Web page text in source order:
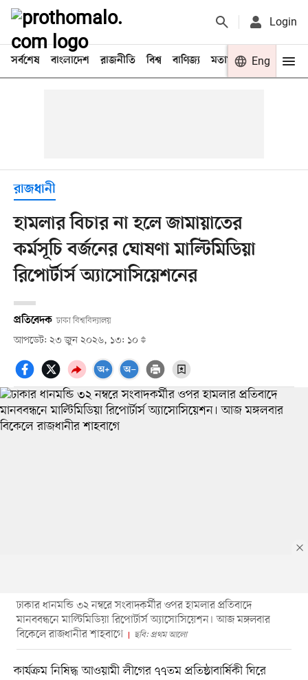
Login
সর্বশেষ বাংলাদেশ রাজনীতি বিশ্ব বাণিজ্য মতামত খেলা
Eng
রাজধানী
হামলার বিচার না হলে জামায়াতের
কর্মসূচি বর্জনের ঘোষণা মাল্টিমিডিয়া
রিপোর্টার্স অ্যাসোসিয়েশনের
প্রতিবেদক ঢাকা বিশ্ববিদ্যালয়
আপডেট: ২৩ জুন ২০২৬, ১৩: ১০
ঢাকার ধানমন্ডি ৩২ নম্বরে সংবাদকর্মীর ওপর হামলার প্রতিবাদে
মানববন্ধনে মাল্টিমিডিয়া রিপোর্টার্স অ্যাসোসিয়েশন। আজ মঙ্গলবার
বিকেলে রাজধানীর শাহবাগে
ছবি: প্রথম আলো
কার্যক্রম নিষিদ্ধ আওয়ামী লীগের ৭৭তম প্রতিষ্ঠাবার্ষিকী ঘিরে